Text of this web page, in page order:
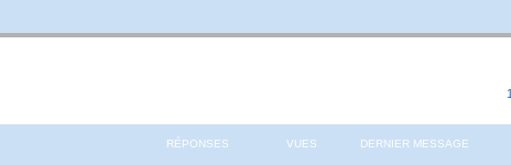
RÉPONSES VUES DERNIER MESSAGE